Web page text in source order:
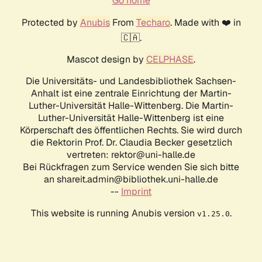
Protected by AnubisFrom Techaro. Made with ❤️ in
🇨🇦.
Mascot design by CELPHASE.
Die Universitäts- und Landesbibliothek Sachsen-
Anhalt ist eine zentrale Einrichtung der Martin-
Luther-Universität Halle-Wittenberg. Die Martin-
Luther-Universität Halle-Wittenberg ist eine
Körperschaft des öffentlichen Rechts. Sie wird durch
die Rektorin Prof. Dr. Claudia Becker gesetzlich
vertreten: rektor@uni-halle.de
Bei Rückfragen zum Service wenden Sie sich bitte
an shareit.admin@bibliothek.uni-halle.de
-- Imprint
This website is running Anubis version v1.25.0.